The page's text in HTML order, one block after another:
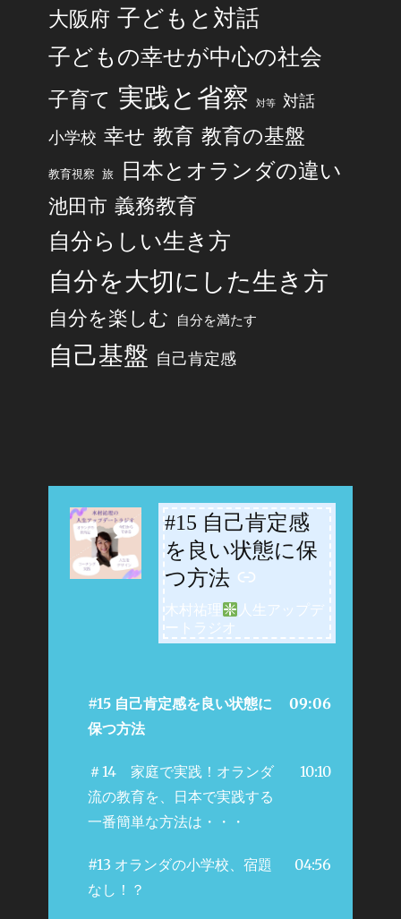
大阪府 子どもと対話
子どもの幸せが中心の社会
子育て 実践と省察 対等 対話
小学校 幸せ 教育 教育の基盤
教育視察 旅 日本とオランダの違い
池田市 義務教育
自分らしい生き方
自分を大切にした生き方
自分を楽しむ 自分を満たす
自己基盤 自己肯定感
#15 自己肯定感
を良い状態に保
つ方法
-
木村祐理
人生アップデ
ートラジオ
#15 自己肯定感を良い状態に
保つ方法
09:06
＃14 家庭で実践！オランダ
流の教育を、日本で実践する
一番簡単な方法は・・・
10:10
#13 オランダの小学校、宿題
なし！？
04:56